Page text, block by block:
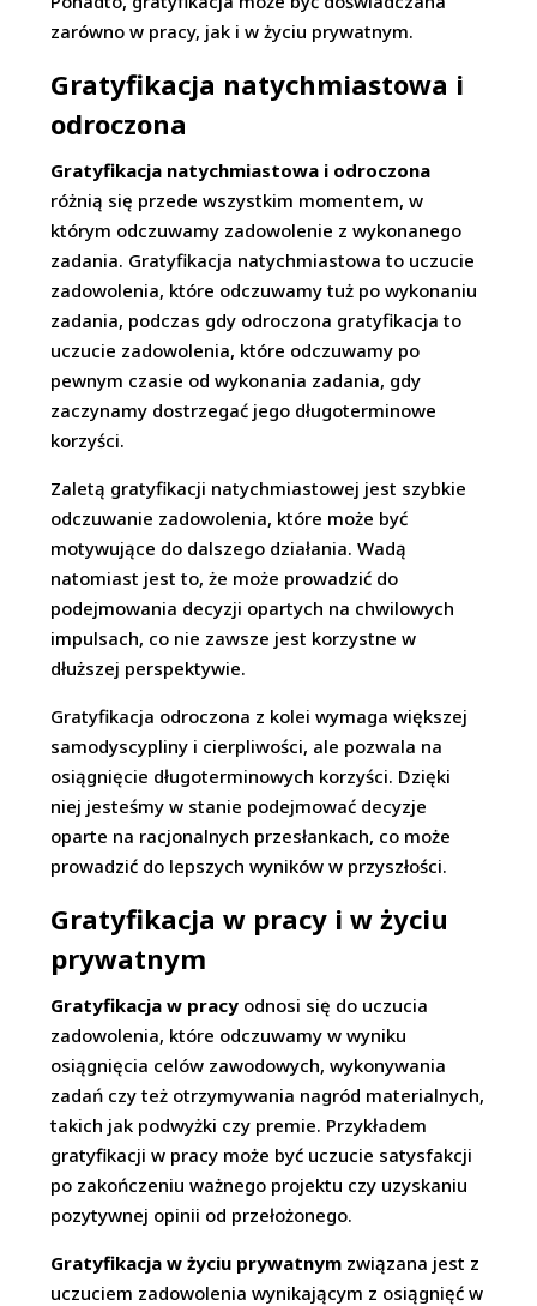
zarówno w pracy, jak i w życiu prywatnym.
Gratyfikacja natychmiastowa i
odroczona
Gratyfikacja natychmiastowa i odroczona
różnią się przede wszystkim momentem, w
którym odczuwamy zadowolenie z wykonanego
zadania. Gratyfikacja natychmiastowa to uczucie
zadowolenia, które odczuwamy tuż po wykonaniu
zadania, podczas gdy odroczona gratyfikacja to
uczucie zadowolenia, które odczuwamy po
pewnym czasie od wykonania zadania, gdy
zaczynamy dostrzegać jego długoterminowe
korzyści.
Zaletą gratyfikacji natychmiastowej jest szybkie
odczuwanie zadowolenia, które może być
motywujące do dalszego działania. Wadą
natomiast jest to, że może prowadzić do
podejmowania decyzji opartych na chwilowych
impulsach, co nie zawsze jest korzystne w
dłuższej perspektywie.
Gratyfikacja odroczona z kolei wymaga większej
samodyscypliny i cierpliwości, ale pozwala na
osiągnięcie długoterminowych korzyści. Dzięki
niej jesteśmy w stanie podejmować decyzje
oparte na racjonalnych przesłankach, co może
prowadzić do lepszych wyników w przyszłości.
Gratyfikacja w pracy i w życiu
prywatnym
Gratyfikacja w pracy odnosi się do uczucia
zadowolenia, które odczuwamy w wyniku
osiągnięcia celów zawodowych, wykonywania
zadań czy też otrzymywania nagród materialnych,
takich jak podwyżki czy premie. Przykładem
gratyfikacji w pracy może być uczucie satysfakcji
po zakończeniu ważnego projektu czy uzyskaniu
pozytywnej opinii od przełożonego.
Gratyfikacja w życiu prywatnym związana jest z
uczuciem zadowolenia wynikającym z osiągnięć w